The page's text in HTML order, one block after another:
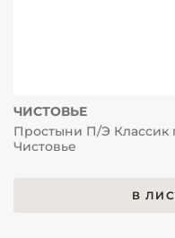
ЧИСТОВЬЕ
Простыни П/Э Классик
Чистовье
В